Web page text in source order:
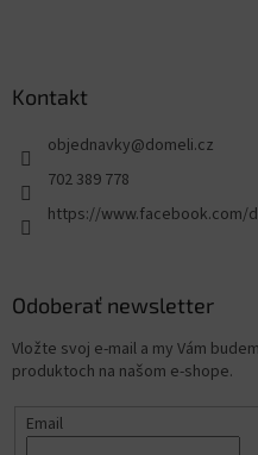
Kontakt
objednavky@domeli.cz
702 389 778
https://www.facebook.com/
Odoberať newsletter
Vložte svoj e-mail a my Vám
produktoch na našom e-shope.
Email